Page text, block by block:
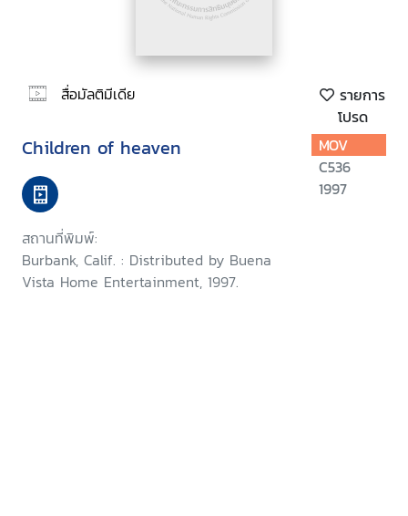
สื่อมัลติมีเดีย
รายการ
โปรด
Children of heaven
สถานที่พิมพ์:
Burbank, Calif. : Distributed by Buena
Vista Home Entertainment, 1997.
MOV
C536
1997